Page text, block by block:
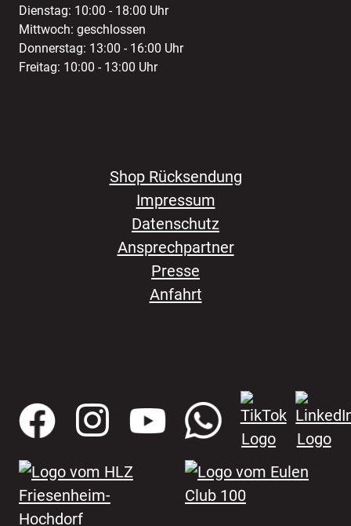
Dienstag: 10:00 - 18:00 Uhr
Mittwoch: geschlossen
Donnerstag: 13:00 - 16:00 Uhr
Freitag: 10:00 - 13:00 Uhr
Shop Rücksendung
Impressum
Datenschutz
Ansprechpartner
Presse
Anfahrt